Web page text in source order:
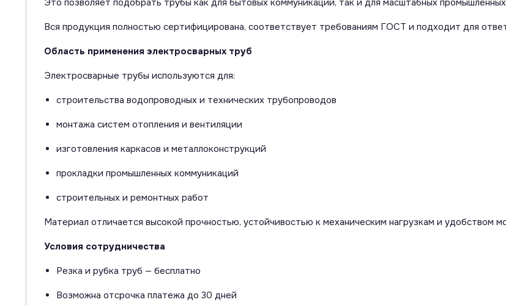
Это позволяет подобрать трубы как для бытовых коммуникаций, так и для масштабных
Вся продукция полностью сертифицирована, соответствует требованиям ГОСТ и подходит для
Область применения электросварных труб
Электросварные трубы используются для:
строительства водопроводных и технических трубопроводов
монтажа систем отопления и вентиляции
изготовления каркасов и металлоконструкций
прокладки промышленных коммуникаций
строительных и ремонтных работ
Материал отличается высокой прочностью, устойчивостью к механическим нагрузкам и удобством
Условия сотрудничества
Резка и рубка труб — бесплатно
Возможна отсрочка платежа до 30 дней